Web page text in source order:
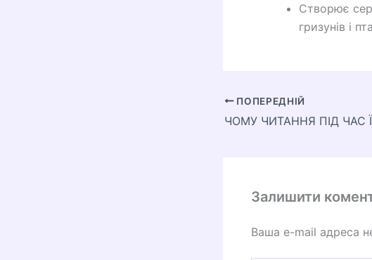
Створює
гризунів і
ПОПЕРЕДНІЙ
Залишити
Ваша e-mail адреса